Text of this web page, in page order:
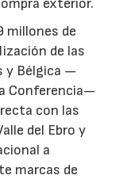
exterior.
millones de
de las
y Bélgica —
Conferencia—
con las
del Ebro y
a
marcas de